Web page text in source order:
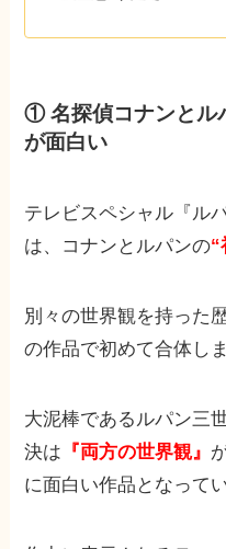
① 名探偵コナンとル
が面白い
テレビスペシャル『ル
は、コナンとルパンの“
別々の世界観を持った
の作品で初めて合体し
大泥棒であるルパン三
決は 『両方の世界観』
に面白い作品となって